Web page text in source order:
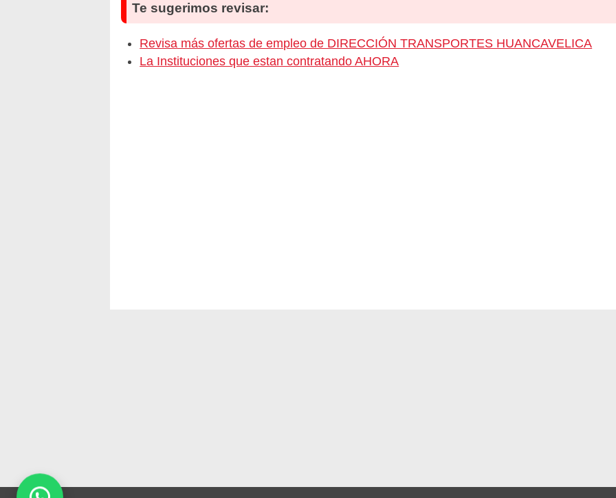
Te sugerimos revisar:
Revisa más ofertas de empleo de DIRECCIÓN TRANSPORTES HUANCAVELICA
La Instituciones que estan contratando AHORA